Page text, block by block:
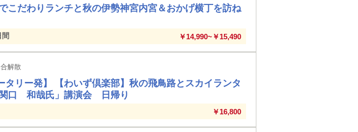
こだわりランチと秋の伊勢神宮内宮＆おかげ横丁を訪ね
間 ￥14,990~￥15,490
解散
タリー発】 【わいず倶楽部】秋の飛鳥路とスカイランタ
関口 和哉氏」講演会 日帰り
￥16,800